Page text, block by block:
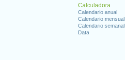
Calculadora
Calendario anual
Calendario mensual
Calendario semanal
Data